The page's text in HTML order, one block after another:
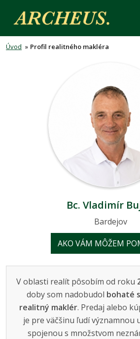
Úvod » Profil realitného makléra
Bc. Vladimír
Bardejov
AKO VÁM MÔŽEM
V oblasti realít pôsobím od roku
doby som nadobudol bohaté
realitný maklér. Predaj alebo
je pre väčšinu ľudí významnou
spojenou s množstvom